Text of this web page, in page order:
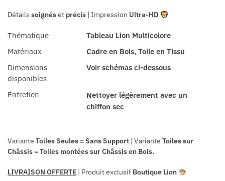
Détails soignéset précis | Impression Ultra-HD
Thématique
Tableau Lion Multicolore
Matériaux
Cadre en Bois, Toile en Tissu
Dimensions
disponibles
Voir schémas ci-dessous
Entretien
Nettoyer légèrement avec un
chiffon sec
Variante Toiles Seules = Sans Support | Variante Toiles sur
Châssis =Toiles montées surChâssis en Bois.
LIVRAISON OFFERTE | Produit exclusif Boutique Lion